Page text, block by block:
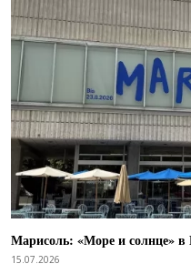
Марисоль: «Море и солнце» в
15.07.2026